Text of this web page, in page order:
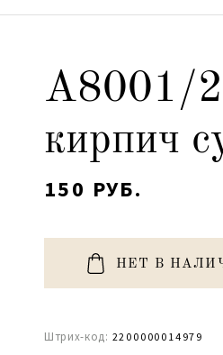
A8001/
кирпич
150 РУБ.
НЕТ В
Штрих-код: 2200000014979